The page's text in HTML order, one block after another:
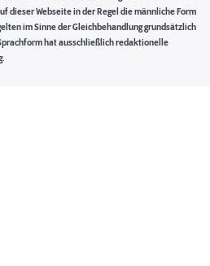
dieser Webseite in der Regel die männliche Form
im Sinne der Gleichbehandlung grundsätzlich
hat ausschließlich redaktionelle